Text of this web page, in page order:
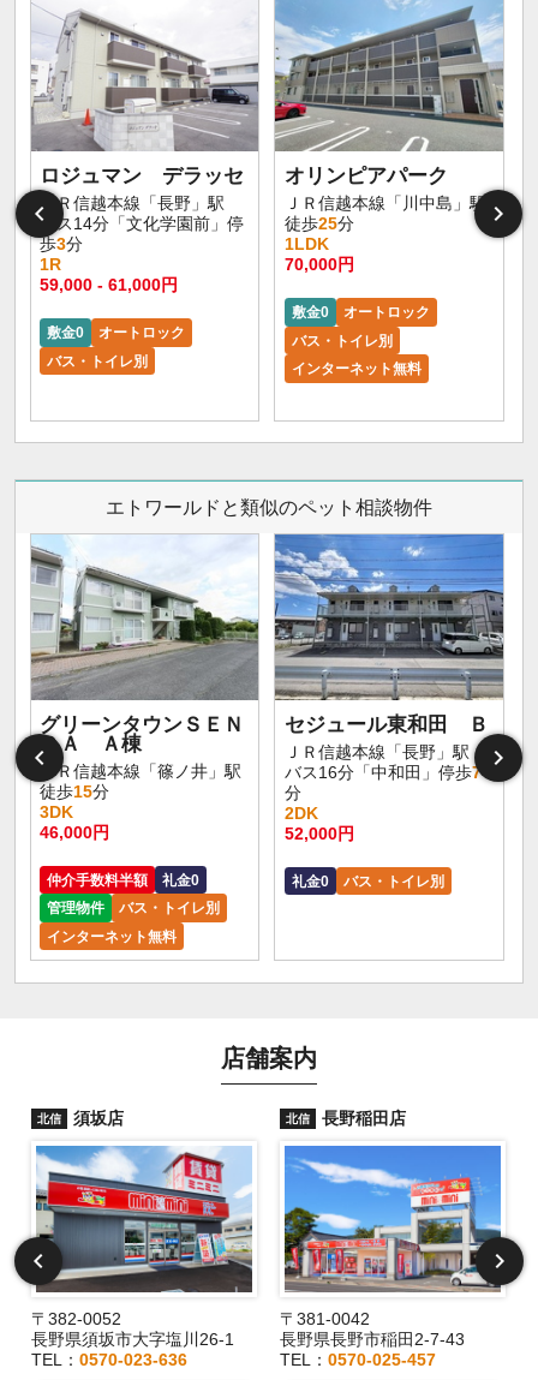
ロジュマン デラッセ
ＪＲ信越本線「長野」駅
バス14分「文化学園前」停
歩3分
1R
59,000 - 61,000円
敷金0
オートロック
バス・トイレ別
オリンピアパーク
ＪＲ信越本線「川中島」駅
徒歩25分
1LDK
70,000円
敷金0
オートロック
バス・トイレ別
インターネット無料
エトワールドと類似のペット相談物件
グリーンタウンＳＥＮ
ＤＡ Ａ棟
ＪＲ信越本線「篠ノ井」駅
徒歩15分
3DK
46,000円
仲介手数料半額
礼金0
管理物件
バス・トイレ別
インターネット無料
セジュール東和田 Ｂ
ＪＲ信越本線「長野」駅
バス16分「中和田」停歩7
分
2DK
52,000円
礼金0 バス・トイレ別
店舗案内
北信 須坂店
〒382-0052
長野県須坂市大字塩川26-1
TEL：0570-023-636
北信 長野稲田店
〒381-0042
長野県長野市稲田2-7-43
TEL：0570-025-457